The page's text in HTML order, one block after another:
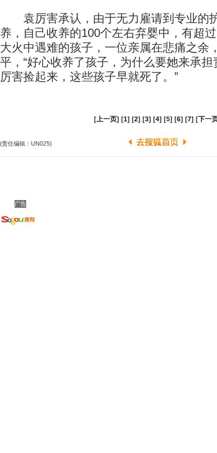
袁厉害承认，由于无力雇请到专业的
养，自己收养的100个左右弃婴中，有超
大火中遇难的孩子，一位亲属在悲痛之余
平，“好心收养了孩子，为什么要她来承
厉害捡起来，这些孩子早就死了。”
[ 上一页] [1] [2] [3] [4] [5] [6] [7] [下一
(责任编辑：UN025)
广告